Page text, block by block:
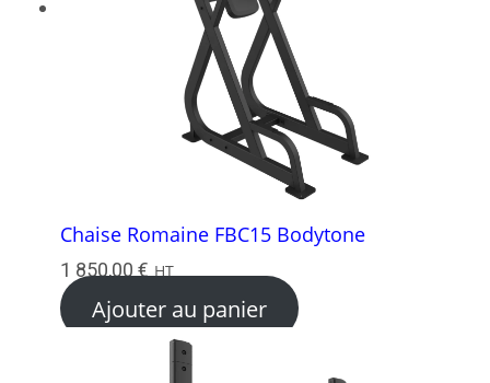
Chaise Romaine FBC15 Bodytone
1 850,00 € HT
Ajouter au panier